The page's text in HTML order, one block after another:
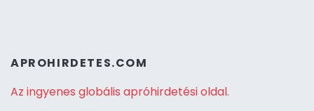
APROHIRDETES.COM
Az ingyenes globális apróhirdetési oldal.